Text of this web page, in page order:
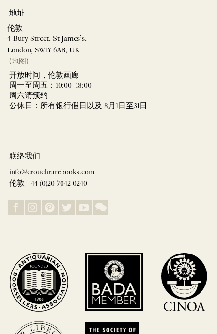
地址
伦敦
4 Bury Street, St James’s,
London, SW1Y 6AB, UK
(地图)
开放时间，伦敦画廊
周一至周五：10:00–18:00
周六请预约
公休日：所有银行假日以及 8月1日至31日
联络我们
info@crouchrarebooks.com
伦敦 +44 (0)20 7042 0240